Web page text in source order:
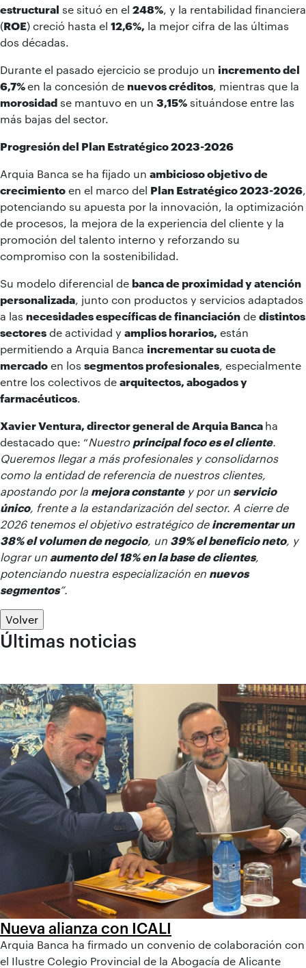
estructural se situó en el 248% , y la rentabilidad financiera
(ROE) creció hasta el 12,6%, la mejor cifra de las últimas
dos décadas.
Durante el pasado ejercicio se produjo un incremento del
6,7%en la concesión de nuevos créditos , mientras que la
morosidad se mantuvo en un 3,15% situándose entre las
más bajas del sector.
Progresión del Plan Estratégico 2023-2026
Arquia Banca se ha fijado un ambicioso objetivo de
crecimiento en el marco del Plan Estratégico 2023-2026
potenciando su apuesta por la innovación, la optimización
de procesos, la mejora de la experiencia del cliente y la
promoción del talento interno y reforzando su
compromiso con la sostenibilidad.
Su modelo diferencial de banca de proximidad y atención
personalizada , junto con productos y servicios adaptados
a las necesidades específicas de financiación de distintos
sectores de actividad y amplios horarios, están
permitiendo a Arquia Banca incrementar su cuota de
mercado en los segmentos profesionales , especialmente
entre los colectivos de arquitectos, abogados y
farmacéuticos
Xavier Ventura, director general de Arquia Banca ha
destacado que: “Nuestro principal foco es el cliente.
Queremos llegar a más profesionales y consolidarnos
como la entidad de referencia de nuestros clientes,
apostando por la mejora constantey por un servicio
único, frente a la estandarización del sector. A cierre de
2026 tenemos el objetivo estratégico de incrementar un
38% el volumen de negocio, un 39% el beneficio neto, y
lograr un aumento del 18% en la base de clientes,
potenciando nuestra especialización en nuevos
segmentos”.
Volver
Últimas noticias
Nueva alianza con ICALI
Arquia Banca ha firmado un convenio de colaboración con
el Ilustre Colegio Provincial de la Abogacía de Alicante